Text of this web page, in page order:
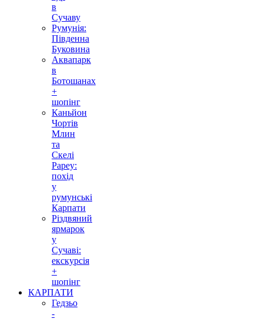
в
Сучаву
Румунія:
Південна
Буковина
Аквапарк
в
Ботошанах
+
шопінг
Каньйон
Чортів
Млин
та
Скелі
Рареу:
похід
у
румунські
Карпати
Різдвяний
ярмарок
у
Сучаві:
екскурсія
+
шопінг
КАРПАТИ
Гедзьо
-